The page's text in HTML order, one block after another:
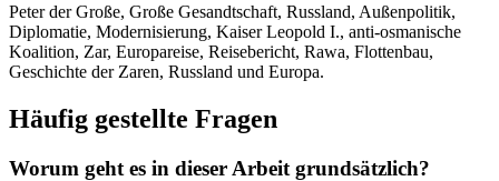
Peter der Große, Große Gesandtschaft, Russland, Außenpolitik,
Diplomatie, Modernisierung, Kaiser Leopold I., anti-osmanische
Koalition, Zar, Europareise, Reisebericht, Rawa, Flottenbau,
Geschichte der Zaren, Russland und Europa.
Häufig gestellte Fragen
Worum geht es in dieser Arbeit grundsätzlich?